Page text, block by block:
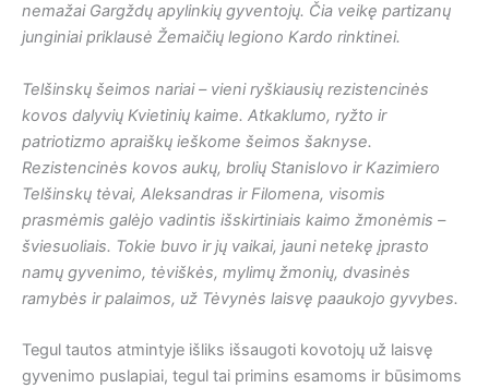
nemažai Gargždų apylinkių gyventojų. Čia veikę partizanų
junginiai priklausė Žemaičių legiono Kardo rinktinei.
Telšinskų šeimos nariai – vieni ryškiausių rezistencinės
kovos dalyvių Kvietinių kaime. Atkaklumo, ryžto ir
patriotizmo apraiškų ieškome šeimos šaknyse.
Rezistencinės kovos aukų, brolių Stanislovo ir Kazimiero
Telšinskų tėvai, Aleksandras ir Filomena, visomis
prasmėmis galėjo vadintis išskirtiniais kaimo žmonėmis –
šviesuoliais. Tokie buvo ir jų vaikai, jauni netekę įprasto
namų gyvenimo, tėviškės, mylimų žmonių, dvasinės
ramybės ir palaimos, už Tėvynės laisvę paaukojo gyvybes.
Tegul tautos atmintyje išliks išsaugoti kovotojų už laisvę
gyvenimo puslapiai, tegul tai primins esamoms ir būsimoms